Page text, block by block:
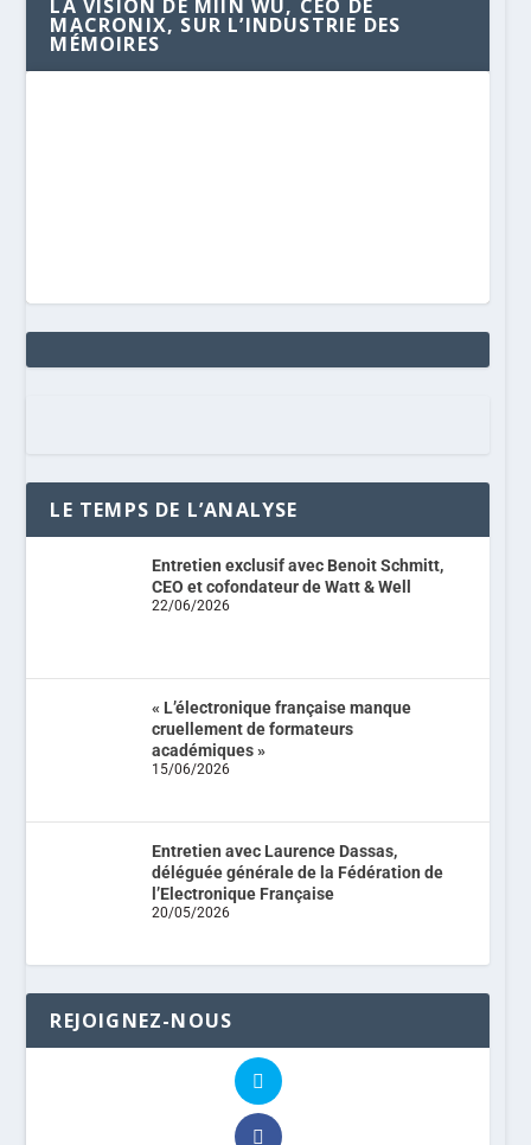
LA VISION DE MIIN WU, CEO DE
MACRONIX, SUR L’INDUSTRIE DES
MÉMOIRES
LE TEMPS DE L’ANALYSE
Entretien exclusif avec Benoit Schmitt,
CEO et cofondateur de Watt & Well
22/06/2026
« L’électronique française manque
cruellement de formateurs
académiques »
15/06/2026
Entretien avec Laurence Dassas,
déléguée générale de la Fédération de
l’Electronique Française
20/05/2026
REJOIGNEZ-NOUS